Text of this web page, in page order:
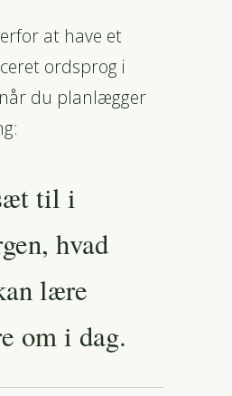
at have et
ordsprog i
du planlægger
til i
hvad
lære
om i dag.